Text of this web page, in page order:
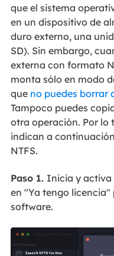
que el sistema
en un dispositivo de
duro externo, una
SD). Sin embargo,
externa con formato
monta sólo en modo
que no puedes borrar
Tampoco puedes
otra operación. Por lo
indican a
NTFS.
Paso 1. Inicia y activa
en "Ya tengo
software.